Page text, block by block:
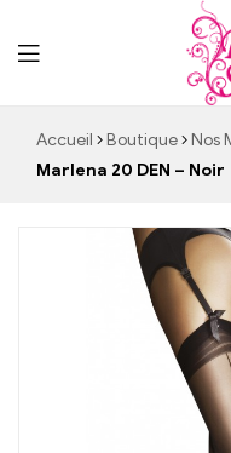
Accueil Boutique Nos
Marlena 20 DEN – Noir